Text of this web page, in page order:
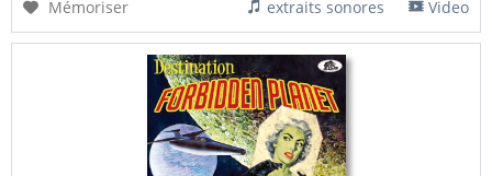
Mémoriser extraits sonores Video